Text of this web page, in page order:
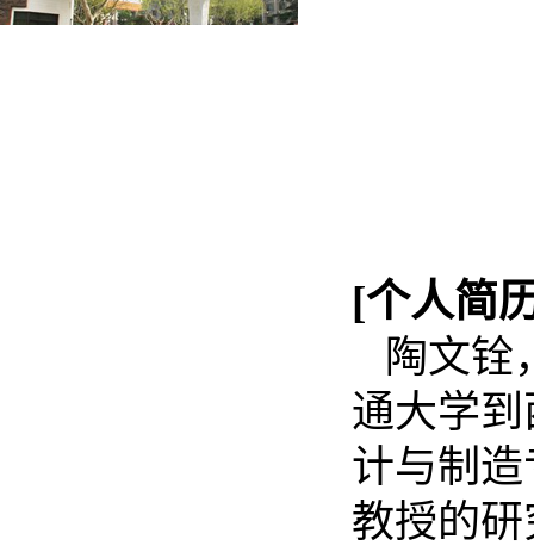
[个人简
陶文铨
通大学
计与制
教授的